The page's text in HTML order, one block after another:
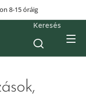
8-15 óráig
Keresés